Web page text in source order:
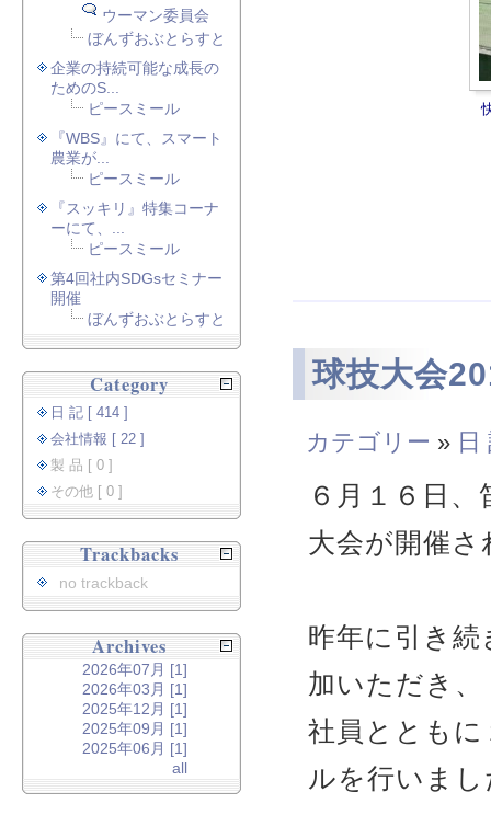
球技大会
カテゴリー » 日
６月１６日
大会が開催
昨年に引き
加いただき、
社員ととも
ルを行いまし
ウーマン委員会
ぼんずおぶとらすと
企業の持続可能な成長の
ためのS...
ピースミール
『WBS』にて、スマート
農業が...
ピースミール
『スッキリ』特集コーナ
ーにて、...
ピースミール
第4回社内SDGsセミナー
開催
ぼんずおぶとらすと
Category
日 記 [ 414 ]
会社情報 [ 22 ]
製 品 [ 0 ]
その他 [ 0 ]
Trackbacks
no trackback
Archives
2026年07月 [1]
2026年03月 [1]
2025年12月 [1]
2025年09月 [1]
2025年06月 [1]
all